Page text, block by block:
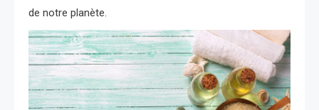
de notre planète.